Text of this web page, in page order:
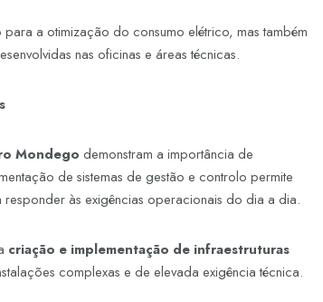
a otimização do consumo elétrico, mas também
nas oficinas e áreas técnicas.
Mondego demonstram a importância de
de sistemas de gestão e controlo permite
às exigências operacionais do dia a dia.
criação e implementação de infraestruturas
complexas e de elevada exigência técnica.